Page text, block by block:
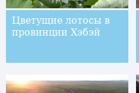
Цветущие лотосы в
провинции Хэбэй